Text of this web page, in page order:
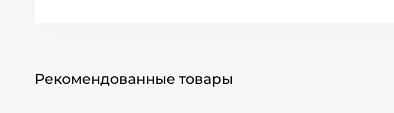
Рекомендованные товары